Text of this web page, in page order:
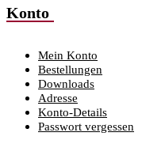
Konto
Mein Konto
Bestellungen
Downloads
Adresse
Konto-Details
Passwort vergessen